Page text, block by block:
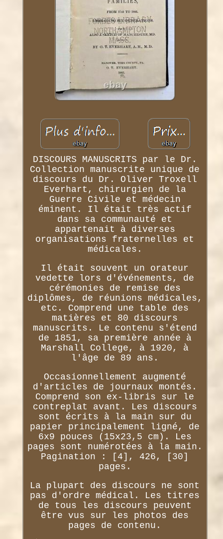
DISCOURS MANUSCRITS par le Dr.
Collection manuscrite unique de
discours du Dr. Oliver Troxell
Everhart, chirurgien de la
Guerre Civile et médecin
éminent. Il était très actif
dans sa communauté et
appartenait à diverses
organisations fraternelles et
médicales.
Il était souvent un orateur
vedette lors d'événements, de
cérémonies de remise des
diplômes, de réunions médicales,
etc. Comprend une table des
matières et 80 discours
manuscrits. Le contenu s'étend
de 1851, sa première année à
Marshall College, à 1920, à
l'âge de 89 ans.
Occasionnellement augmenté
d'articles de journaux montés.
Comprend son ex-libris sur le
contreplat avant. Les discours
sont écrits à la main sur du
papier principalement ligné, de
6x9 pouces (15x23,5 cm). Les
pages sont numérotées à la main.
Pagination : [4], 426, [30]
pages.
La plupart des discours ne sont
pas d'ordre médical. Les titres
de tous les discours peuvent
être vus sur les photos des
pages de contenu.